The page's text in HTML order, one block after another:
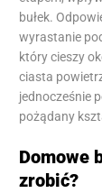
bułek.
wyrastanie
który cieszy
ciasta
jednocześnie
pożądany
Domowe
zrobić?